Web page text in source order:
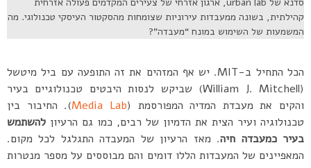
סדנא של urban lab, ארגון אזרחי של צעירים המקדמים פעולה אזרחית
קהילתית, בשונה ממעבדות עירוניות שצומחות מהסקטור העיסקי טכנולוגי. מה
המשמעות של השימוש במונח “מעבדה”?
הכל התחיל ב-MIT. יש אף המזהים את זה התופעה עם ביל מיטשל
(William J. Mitchellׂ) שביקש לנסות היבטים טכנולוגיים בעיר
והקים את מעבדת המדיה המפורסמת (Media Labׂׂ). החיבור בין
טכנולוגיה ועיר הצית את הדמיון של רבים, כמו גם הרעיון להשתמש
בעיר כמעבדה חיה. מאז הרעיון של המעבדה התגלגל לכל מקום.
המאפיינים של המעבדות הללו דומים והם מבוססים על מספר מנטרות